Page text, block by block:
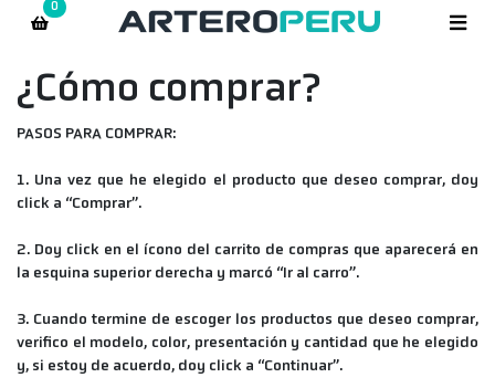
0
¿Cómo comprar?
PASOS PARA COMPRAR:
1. Una vez que he elegido el producto que deseo comprar, doy
click a “Comprar”.
2. Doy click en el ícono del carrito de compras que aparecerá en
la esquina superior derecha y marcó “Ir al carro”.
3. Cuando termine de escoger los productos que deseo comprar,
verifico el modelo, color, presentación y cantidad que he elegido
y, si estoy de acuerdo, doy click a “Continuar”.